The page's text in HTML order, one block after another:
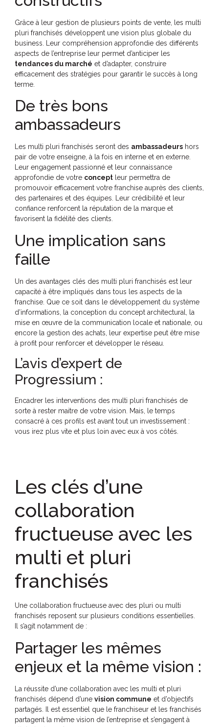
Grâce à leur gestion de plusieurs points de vente, les multi
pluri franchisés développent une vision plus globale du
business. Leur compréhension approfondie des différents
aspects de l’entreprise leur permet d’anticiper les
tendances du marché et d’adapter, construire
efficacement des stratégies pour garantir le succès à long
terme.
De très bons
ambassadeurs
Les multi pluri franchisés seront des ambassadeurs hors
pair de votre enseigne, à la fois en interne et en externe.
Leur engagement passionné et leur connaissance
approfondie de votre concept leur permettra de
promouvoir efficacement votre franchise auprès des clients,
des partenaires et des équipes. Leur crédibilité et leur
confiance renforcent la réputation de la marque et
favorisent la fidélité des clients.
Une implication sans
faille
Un des avantages clés des multi pluri franchisés est leur
capacité à être impliqués dans tous les aspects de la
franchise. Que ce soit dans le développement du système
d’informations, la conception du concept architectural, la
mise en œuvre de la communication locale et nationale, ou
encore la gestion des achats, leur expertise peut être mise
à profit pour renforcer et développer le réseau.
L’avis d’expert de
Progressium :
Encadrer les interventions des multi pluri franchisés de
sorte à rester maitre de votre vision. Mais, le temps
consacré à ces profils est avant tout un investissement :
vous irez plus vite et plus loin avec eux à vos côtés.
Les clés d’une
collaboration
fructueuse avec les
multi et pluri
franchisés
Une collaboration fructueuse avec des pluri ou multi
franchisés reposent sur plusieurs conditions essentielles.
Il s’agit notamment de :
Partager les mêmes
enjeux et la même vision :
La réussite d’une collaboration avec les multi et pluri
franchisés dépend d’une vision commune et d’objectifs
partagés. Il est essentiel que le franchiseur et les franchisés
partagent la même vision de l’entreprise et s’engagent à